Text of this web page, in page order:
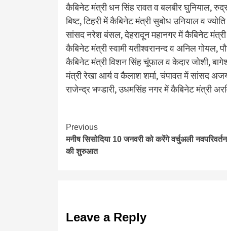
कैबिनेट मंत्री धन सिंह रावत व बलबीर घुनियाल,
बिष्ट, टिहरी में कैबिनेट मंत्री सुबोध उनियाल व
सांसद नरेश बंसल, देहरादून महानगर में कैबिनेट
कैबिनेट मंत्री स्वामी यतीश्वरानन्द व अनिल गोयल,
कैबिनेट मंत्री विशन सिंह चूंफाल व केदार जोशी,
मंत्री रेखा आर्य व कैलाश शर्मा, चंपावत में सांसद
राजेन्द्र भण्डारी, उधमसिंह नगर में कैबिनेट मंत्री
Continue
Reading
Previous
मनीष सिसोदिया 10 जनवरी को करेंगे वर्चुअली
की शुरुआत
Leave a Reply